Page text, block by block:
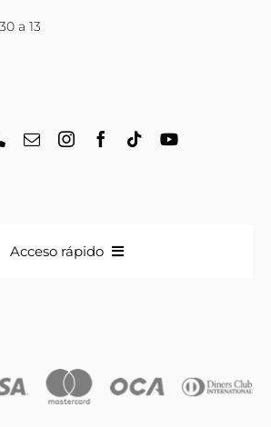
a 13
Acceso rápido
Iniciales